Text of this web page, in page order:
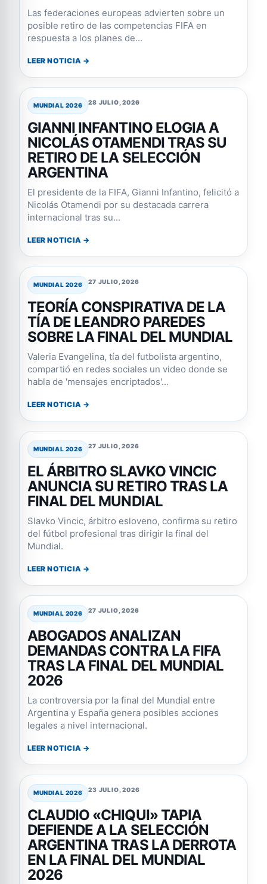
Las federaciones europeas advierten sobre un
posible retiro de las competencias FIFA en
respuesta a los planes de...
LEER NOTICIA →
MUNDIAL 2026 28 JULIO, 2026
GIANNI INFANTINO ELOGIA A
NICOLÁS OTAMENDI TRAS SU
RETIRO DE LA SELECCIÓN
ARGENTINA
El presidente de la FIFA, Gianni Infantino, felicitó a
Nicolás Otamendi por su destacada carrera
internacional tras su...
LEER NOTICIA →
MUNDIAL 2026 27 JULIO, 2026
TEORÍA CONSPIRATIVA DE LA
TÍA DE LEANDRO PAREDES
SOBRE LA FINAL DEL MUNDIAL
Valeria Evangelina, tía del futbolista argentino,
compartió en redes sociales un video donde se
habla de 'mensajes encriptados'...
LEER NOTICIA →
MUNDIAL 2026 27 JULIO, 2026
EL ÁRBITRO SLAVKO VINCIC
ANUNCIA SU RETIRO TRAS LA
FINAL DEL MUNDIAL
Slavko Vincic, árbitro esloveno, confirma su retiro
del fútbol profesional tras dirigir la final del
Mundial.
LEER NOTICIA →
MUNDIAL 2026 27 JULIO, 2026
ABOGADOS ANALIZAN
DEMANDAS CONTRA LA FIFA
TRAS LA FINAL DEL MUNDIAL
2026
La controversia por la final del Mundial entre
Argentina y España genera posibles acciones
legales a nivel internacional.
LEER NOTICIA →
MUNDIAL 2026 23 JULIO, 2026
CLAUDIO «CHIQUI» TAPIA
DEFIENDE A LA SELECCIÓN
ARGENTINA TRAS LA DERROTA
EN LA FINAL DEL MUNDIAL
2026